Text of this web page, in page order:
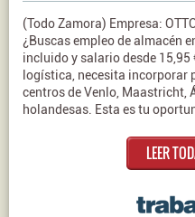
(Todo Zamora) Empresa:
¿Buscas empleo de almacén
incluido y salario desde 15,95
logística, necesita incorporar
centros de Venlo, Maastricht,
holandesas. Esta es tu
LEER